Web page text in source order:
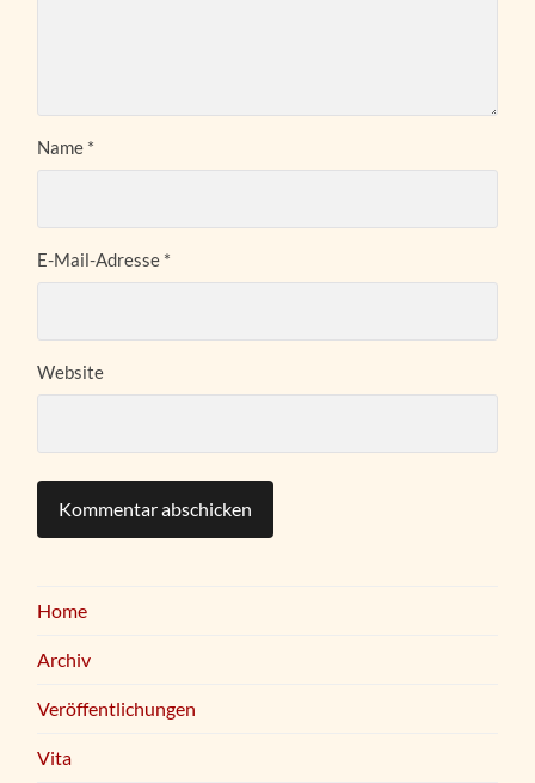
Name *
E-Mail-Adresse *
Website
Home
Archiv
Veröffentlichungen
Vita